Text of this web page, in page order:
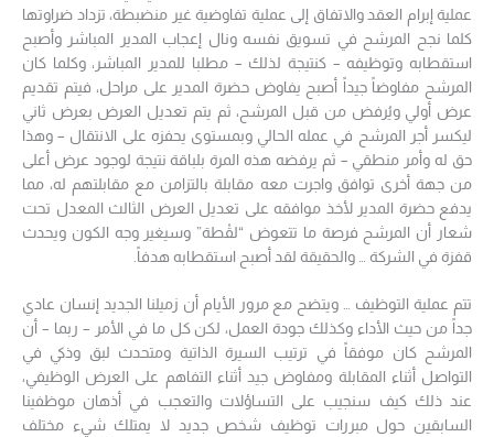
عملية إبرام العقد والاتفاق إلى عملية تفاوضية غير منضبطة، تزداد ضراوتها
كلما نجح المرشح في تسويق نفسه ونال إعجاب المدير المباشر وأصبح
استقطابه وتوظيفه – كنتيجة لذلك – مطلبا للمدير المباشر، وكلما كان
المرشح مفاوضاً جيداً أصبح يفاوض حضرة المدير على مراحل، فيتم تقديم
عرض أولي ويُرفض من قبل المرشح، ثم يتم تعديل العرض بعرض ثاني
ليكسر أجر المرشح في عمله الحالي وبمستوى يحفزه على الانتقال – وهذا
حق له وأمر منطقي – ثم يرفضه هذه المرة بلباقة نتيجة لوجود عرض أعلى
من جهة أخرى توافق واجرت معه مقابلة بالتزامن مع مقابلتهم له، مما
يدفع حضرة المدير لأخذ موافقه على تعديل العرض الثالث المعدل تحت
شعار أن المرشح فرصة ما تتعوض “لقْطة” وسيغير وجه الكون ويحدث
قفزة في الشركة … والحقيقة لقد أصبح استقطابه هدفاً.
تتم عملية التوظيف … ويتضح مع مرور الأيام أن زميلنا الجديد إنسان عادي
جداً من حيث الأداء وكذلك جودة العمل، لكن كل ما في الأمر – ربما – أن
المرشح كان موفقاً في ترتيب السيرة الذاتية ومتحدث لبق وذكي في
التواصل أثناء المقابلة ومفاوض جيد أثناء التفاهم على العرض الوظيفي،
عند ذلك كيف سنجيب على التساؤلات والتعجب في أذهان موظفينا
السابقين حول مبررات توظيف شخص جديد لا يمتلك شيء مختلف